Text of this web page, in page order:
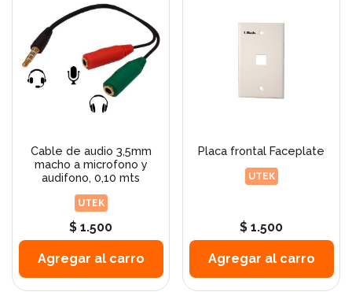
Cable de audio 3,5mm
macho a microfono y
audifono, 0,10 mts
UTEK
$ 1.500
Agregar al carro
Placa frontal Faceplate
UTEK
$ 1.500
Agregar al carro